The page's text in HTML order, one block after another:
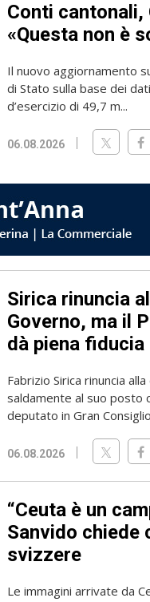
Conti cantonali,
«Questa non è
Il nuovo aggiornamento
di Stato sulla base dei
d’esercizio di 49,7 m...
06.08.2026
Sirica rinuncia
Governo, ma il
dà piena fiducia
Fabrizio Sirica rinuncia
saldamente al suo posto
deputato in Gran
06.08.2026
“Ceuta è un
Sanvido
svizzere
Le immagini arrivate da